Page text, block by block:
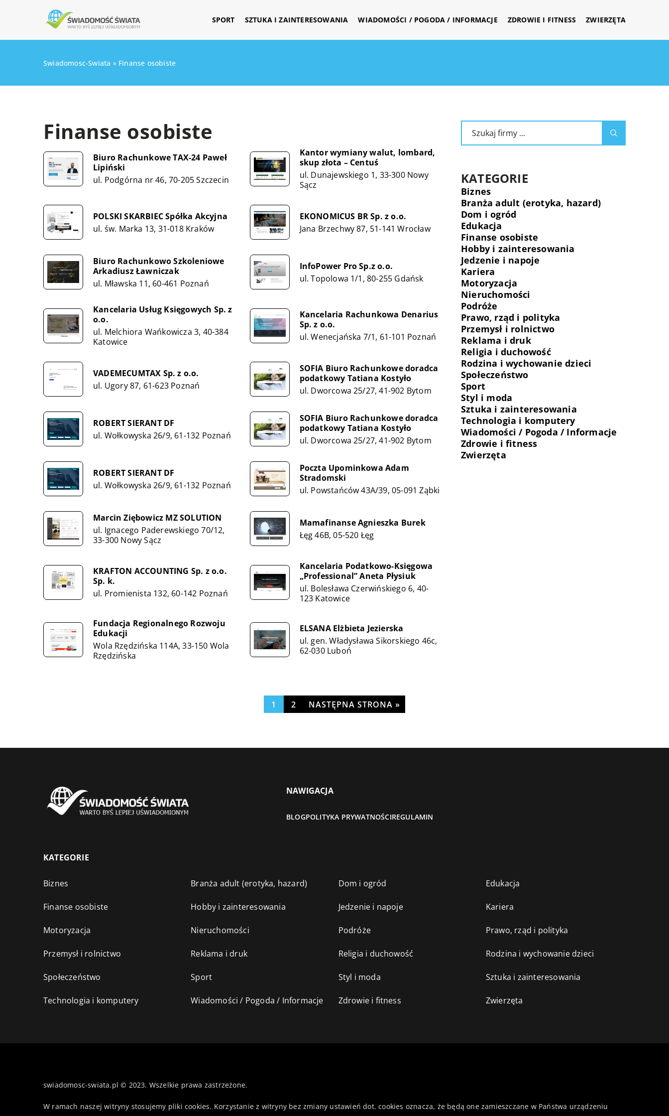
SPORT SZTUKA I ZAINTERESOWANIA WIADOMOŚCI / POGODA / INFORMACJE ZDROWIE I FITNESS ZWIERZĘTA
Swiadomosc-Swiata » Finanse osobiste
Finanse osobiste
Biuro Rachunkowe TAX-24 Paweł
Lipiński
ul. Podgórna nr 46, 70-205 Szczecin
Kantor wymiany walut, lombard,
skup złota – Centuś
ul. Dunajewskiego 1, 33-300 Nowy
Sącz
POLSKI SKARBIEC Spółka Akcyjna
ul. św. Marka 13, 31-018 Kraków
EKONOMICUS BR Sp. z o.o.
Jana Brzechwy 87, 51-141 Wrocław
Biuro Rachunkowo Szkoleniowe
Arkadiusz Ławniczak
ul. Mławska 11, 60-461 Poznań
InfoPower Pro Sp.z o.o.
ul. Topolowa 1/1, 80-255 Gdańsk
Kancelaria Usług Księgowych Sp. z
o.o.
ul. Melchiora Wańkowicza 3, 40-384
Katowice
Kancelaria Rachunkowa Denarius
Sp. z o.o.
ul. Wenecjańska 7/1, 61-101 Poznań
VADEMECUMTAX Sp. z o.o.
ul. Ugory 87, 61-623 Poznań
SOFIA Biuro Rachunkowe doradca
podatkowy Tatiana Kostyło
ul. Dworcowa 25/27, 41-902 Bytom
ROBERT SIERANT DF
ul. Wołkowyska 26/9, 61-132 Poznań
SOFIA Biuro Rachunkowe doradca
podatkowy Tatiana Kostyło
ul. Dworcowa 25/27, 41-902 Bytom
ROBERT SIERANT DF
ul. Wołkowyska 26/9, 61-132 Poznań
Poczta Upominkowa Adam
Stradomski
ul. Powstańców 43A/39, 05-091 Ząbki
Marcin Ziębowicz MZ SOLUTION
ul. Ignacego Paderewskiego 70/12,
33-300 Nowy Sącz
Mamafinanse Agnieszka Burek
Łęg 46B, 05-520 Łęg
KRAFTON ACCOUNTING Sp. z o.o.
Sp. k.
ul. Promienista 132, 60-142 Poznań
Kancelaria Podatkowo-Księgowa
„Professional” Aneta Płysiuk
ul. Bolesława Czerwińskiego 6, 40-
123 Katowice
Fundacja Regionalnego Rozwoju
Edukacji
Wola Rzędzińska 114A, 33-150 Wola
Rzędzińska
ELSANA Elżbieta Jezierska
ul. gen. Władysława Sikorskiego 46c,
62-030 Luboń
KATEGORIE
Biznes
Branża adult (erotyka, hazard)
Dom i ogród
Edukacja
Finanse osobiste
Hobby i zainteresowania
Jedzenie i napoje
Kariera
Motoryzacja
Nieruchomości
Podróże
Prawo, rząd i polityka
Przemysł i rolnictwo
Reklama i druk
Religia i duchowość
Rodzina i wychowanie dzieci
Społeczeństwo
Sport
Styl i moda
Sztuka i zainteresowania
Technologia i komputery
Wiadomości / Pogoda / Informacje
Zdrowie i fitness
Zwierzęta
1 2 NASTĘPNA STRONA »
NAWIGACJA
BLOGPOLITYKA PRYWATNOŚCIREGULAMIN
KATEGORIE
Biznes Branża adult (erotyka, hazard) Dom i ogród Edukacja
Finanse osobiste Hobby i zainteresowania Jedzenie i napoje Kariera
Motoryzacja Nieruchomości Podróże Prawo, rząd i polityka
Przemysł i rolnictwo Reklama i druk Religia i duchowość Rodzina i wychowanie dzieci
Społeczeństwo Sport Styl i moda Sztuka i zainteresowania
Technologia i komputery Wiadomości / Pogoda / Informacje Zdrowie i fitness Zwierzęta
swiadomosc-swiata.pl © 2023. Wszelkie prawa zastrzeżone.
W ramach naszej witryny stosujemy pliki cookies. Korzystanie z witryny bez zmiany ustawień dot. cookies oznacza, że będą one zamieszczane w Państwa urządzeniu